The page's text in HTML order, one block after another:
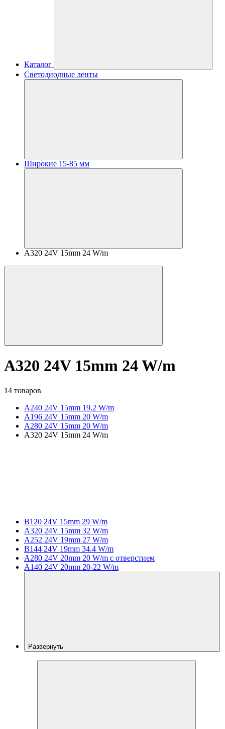
Каталог
Светодиодные ленты
Широкие 15-85 мм
A320 24V 15mm 24 W/m
A320 24V 15mm 24 W/m
14 товаров
A240 24V 15mm 19.2 W/m
A196 24V 15mm 20 W/m
A280 24V 15mm 20 W/m
A320 24V 15mm 24 W/m
B120 24V 15mm 29 W/m
A320 24V 15mm 32 W/m
A252 24V 19mm 27 W/m
B144 24V 19mm 34.4 W/m
A280 24V 20mm 20 W/m с отверстием
A140 24V 20mm 20-22 W/m
Развернуть